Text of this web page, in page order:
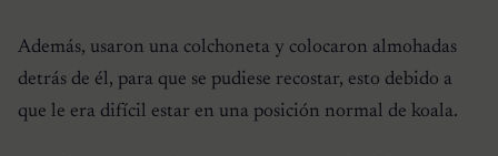
Además, usaron una colchoneta y colocaron almohadas
detrás de él, para que se pudiese recostar, esto debido a
que le era difícil estar en una posición normal de koala.